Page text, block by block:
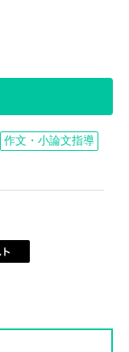
作文・小論文指導